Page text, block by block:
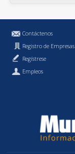
Contáctenos
Registro de Empresas
Regístrese
Empleos